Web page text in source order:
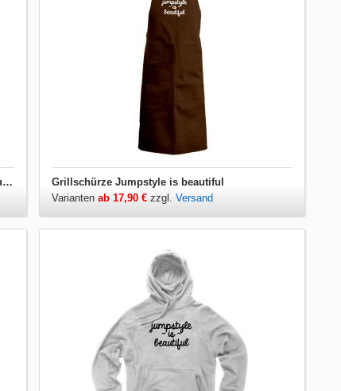
Damen T-Shirt V-Ausschnitt Jumpstyle is beautiful
Grillschürze Jumpstyle is beautiful
Variantenab 17,90 € zzgl.Versand